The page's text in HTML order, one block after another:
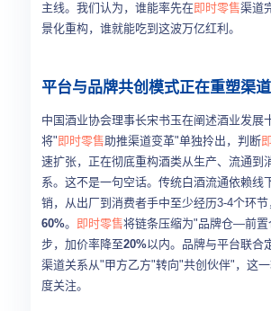
主线。我们认为，谁能率先在即时零售渠道
景化重构，谁就能吃到这波万亿红利。
平台与品牌共创模式正在重塑渠
中国酒业协会理事长宋书玉在阐述酒业发展
将" 即时零售助推渠道变革"单独拎出，判断
速扩张，正在彻底重构酒类从生产、流通到
系。这不是一句空话。传统白酒流通依赖线
销，从出厂到消费者手中至少经历3-4个环
60%。 即时零售将链条压缩为"品牌仓—前
步，加价率降至20%以内。品牌与平台联合
渠道关系从"甲方乙方"转向"共创伙伴"，这
度关注。